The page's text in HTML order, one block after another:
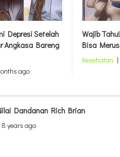
Depresi Setelah
Angkasa Bareng
ago
Wajib
Bisa
Kesehatan |
Dandanan Rich Brian
8 years ago